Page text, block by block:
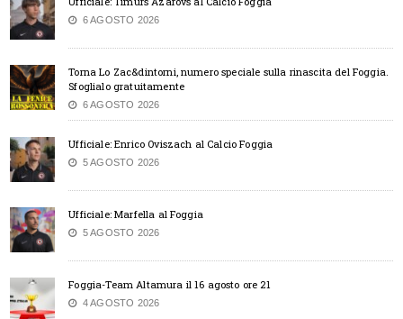
6 AGOSTO 2026
Torna Lo Zac&dintorni, numero speciale sulla rinascita del Foggia.
Sfoglialo gratuitamente
6 AGOSTO 2026
Ufficiale: Enrico Oviszach al Calcio Foggia
5 AGOSTO 2026
Ufficiale: Marfella al Foggia
5 AGOSTO 2026
Foggia-Team Altamura il 16 agosto ore 21
4 AGOSTO 2026